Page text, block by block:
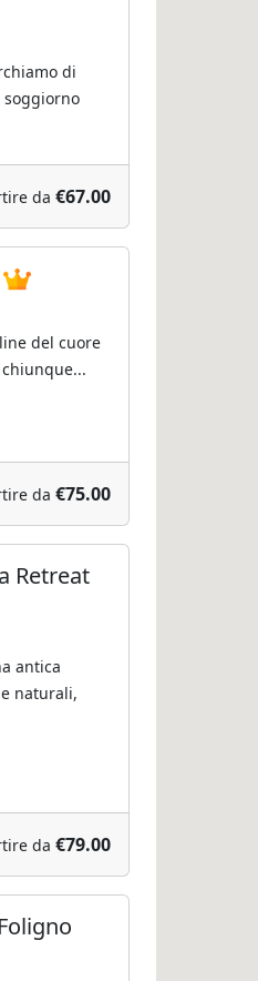
di
da €67.00
del cuore
da €75.00
Retreat
antica
naturali,
da €79.00